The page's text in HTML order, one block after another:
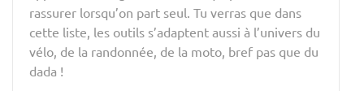
rassurer lorsqu’on part seul. Tu verras que dans
cette liste, les outils s’adaptent aussi à l’univers du
vélo, de la randonnée, de la moto, bref pas que du
dada !